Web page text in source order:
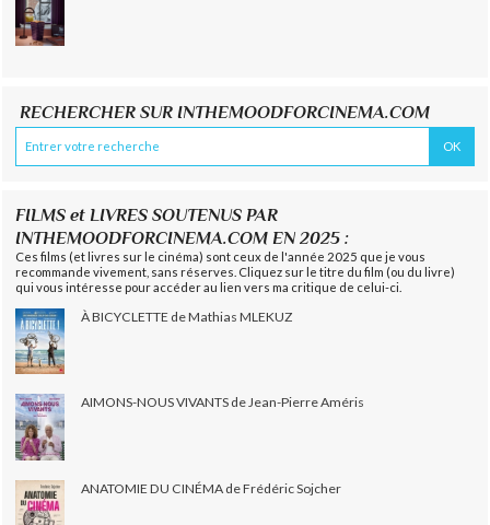
RECHERCHER SUR INTHEMOODFORCINEMA.COM
FILMS et LIVRES SOUTENUS PAR
INTHEMOODFORCINEMA.COM EN 2025 :
Ces films (et livres sur le cinéma) sont ceux de l'année 2025 que je vous
recommande vivement, sans réserves. Cliquez sur le titre du film (ou du livre)
qui vous intéresse pour accéder au lien vers ma critique de celui-ci.
À BICYCLETTE de Mathias MLEKUZ
AIMONS-NOUS VIVANTS de Jean-Pierre Améris
ANATOMIE DU CINÉMA de Frédéric Sojcher